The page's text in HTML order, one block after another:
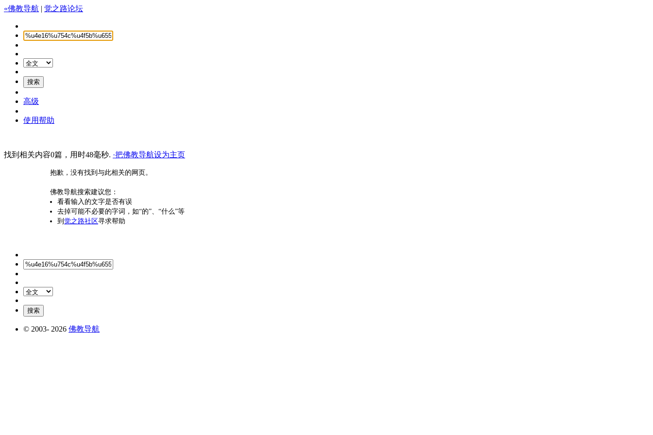
«佛教导航 | 觉之路论坛
高级
使用帮助
找到相关内容0篇，用时48毫秒. ·把佛教导航设为主页
抱歉，没有找到与此相关的网页。
佛教导航搜索建议您：
看看输入的文字是否有误
去掉可能不必要的字词，如“的”、“什么”等
到 觉之路社区寻求帮助
© 2003- 2026 佛教导航